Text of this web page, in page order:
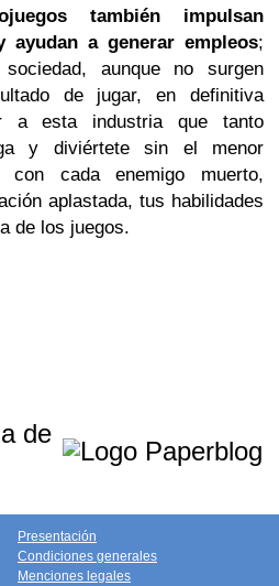
también impulsan
ayudan a generar empleos;
aunque no surgen
de jugar, en definitiva
a esta industria que tanto
y diviértete sin el menor
con cada enemigo muerto,
aplastada, tus habilidades
de los juegos.
de
Presentación
Condiciones generales
Menciones legales